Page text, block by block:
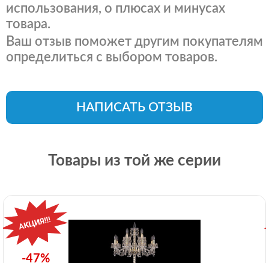
использования, о плюсах и минусах
товара.
Ваш отзыв поможет другим покупателям
определиться с выбором товаров.
НАПИСАТЬ ОТЗЫВ
Товары из той же серии
-47%